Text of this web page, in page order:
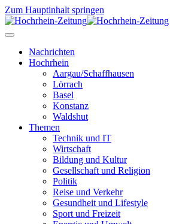
Zum Hauptinhalt springen
Nachrichten
Hochrhein
Aargau/Schaffhausen
Lörrach
Basel
Konstanz
Waldshut
Themen
Technik und IT
Wirtschaft
Bildung und Kultur
Gesellschaft und Religion
Politik
Reise und Verkehr
Gesundheit und Lifestyle
Sport und Freizeit